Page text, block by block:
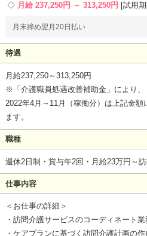
月給 237,250円 ～ 313,250円 試用
月末締め翌月20日払い
待遇
月給237,250～313,250円
※「介護職員処遇改善補助金」により、
2022年4月～11月（稼働分）は上記金
ます。
職種
週休2日制・賞与年2回・月給23万円～
仕事内容
＜お仕事の詳細＞
・訪問介護サービスのコーディネート
・ケアプランに基づく訪問介護計画の